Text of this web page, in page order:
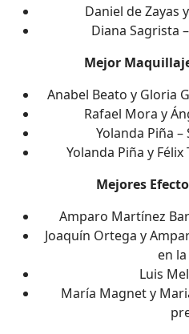
Daniel de Zayas
Diana Sagrista
Mejor
Anabel Beato y Gloria
Rafael Mora y
Yolanda Piña
Yolanda Piña y
Mejores
Amparo Martínez
Joaquín Ortega y
en
Luis
María Magnet y